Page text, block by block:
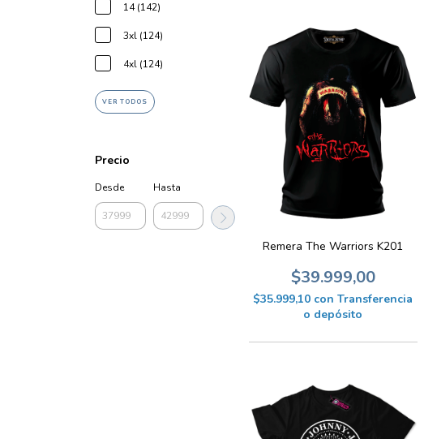
14 (142)
3xl (124)
4xl (124)
VER TODOS
Precio
Desde Hasta
Remera The Warriors K201
$39.999,00
$35.999,10 con Transferencia
o depósito